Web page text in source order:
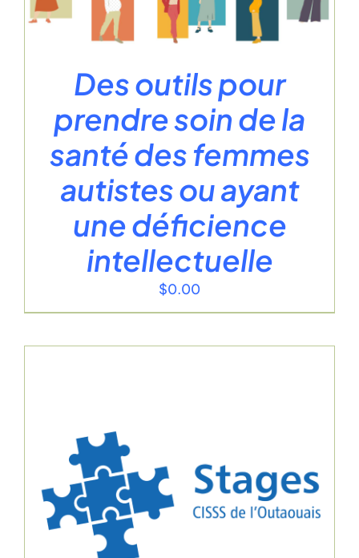
Des outils pour
prendre soin de la
santé des femmes
autistes ou ayant
une déficience
intellectuelle
$0.00